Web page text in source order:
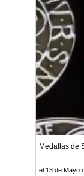
Medallas de
el 13 de Mayo